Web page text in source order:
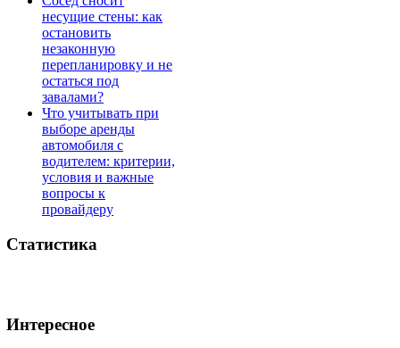
несущие стены: как
остановить
незаконную
перепланировку и не
остаться под
завалами?
Что учитывать при
выборе аренды
автомобиля с
водителем: критерии,
условия и важные
вопросы к
провайдеру
Статистика
Интересное